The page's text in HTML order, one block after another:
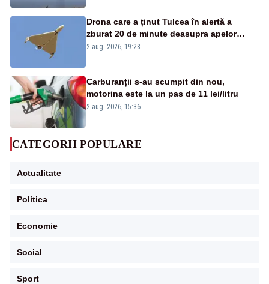
Drona care a ținut Tulcea în alertă a
zburat 20 de minute deasupra apelor
României. Au fost ridicate două F-16
2 aug. 2026, 19:28
Carburanții s-au scumpit din nou,
motorina este la un pas de 11 lei/litru
2 aug. 2026, 15:36
CATEGORII POPULARE
Actualitate
Politica
Economie
Social
Sport